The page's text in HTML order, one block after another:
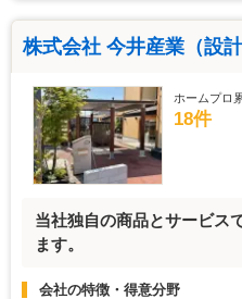
株式会社 今井産業（設計
ホームプロ
18件
当社独自の商品とサービス
ます。
会社の特徴・得意分野